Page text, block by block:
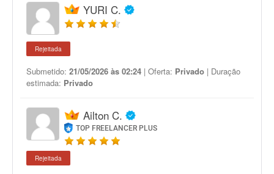
YURI C.
Rejeitada
Submetido: 21/05/2026 às 02:24 | Oferta: Privado | Duração
estimada: Privado
Ailton C.
TOP FREELANCER PLUS
Rejeitada